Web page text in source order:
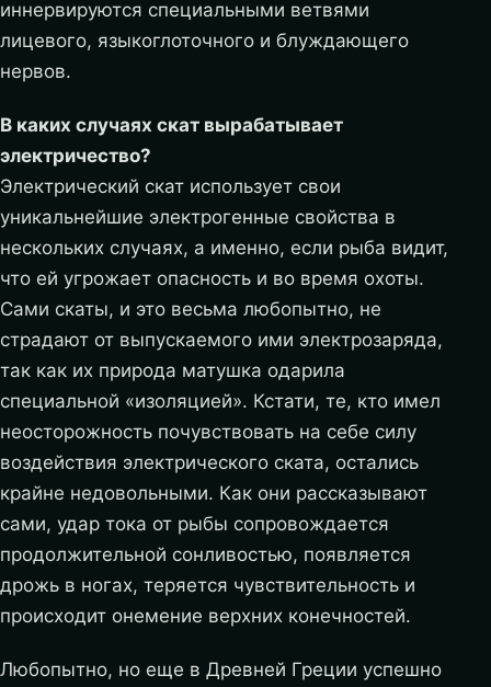
иннервируются специальными ветвями
лицевого, языкоглоточного и блуждающего
нервов.
В каких случаях скат вырабатывает
электричество?
Электрический скат использует свои
уникальнейшие электрогенные свойства в
нескольких случаях, а именно, если рыба видит,
что ей угрожает опасность и во время охоты.
Сами скаты, и это весьма любопытно, не
страдают от выпускаемого ими электрозаряда,
так как их природа матушка одарила
специальной «изоляцией». Кстати, те, кто имел
неосторожность почувствовать на себе силу
воздействия электрического ската, остались
крайне недовольными. Как они рассказывают
сами, удар тока от рыбы сопровождается
продолжительной сонливостью, появляется
дрожь в ногах, теряется чувствительность и
происходит онемение верхних конечностей.
Любопытно, но еще в Древней Греции успешно